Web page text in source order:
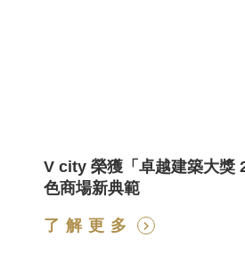
V city 榮獲「卓越建築大獎
色商場新典範
了解更多